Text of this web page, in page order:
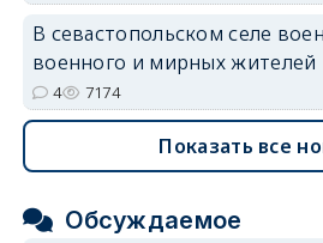
В севастопольском селе
военного и мирных жителей
4 7174
Показать все
Обсуждаемое